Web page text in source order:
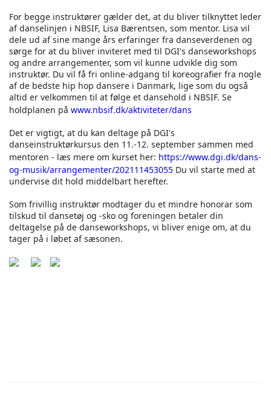
For begge instruktører gælder det, at du bliver tilknyttet leder
af danselinjen i NBSIF, Lisa Bærentsen, som mentor. Lisa vil
dele ud af sine mange års erfaringer fra danseverdenen og
sørge for at du bliver inviteret med til DGI's danseworkshops
og andre arrangementer, som vil kunne udvikle dig som
instruktør. Du vil få fri online-adgang til koreografier fra nogle
af de bedste hip hop dansere i Danmark, lige som du også
altid er velkommen til at følge et dansehold i NBSIF. Se
holdplanen på www.nbsif.dk/aktiviteter/dans
Det er vigtigt, at du kan deltage på DGI's
danseinstruktørkursus den 11.-12. september sammen med
mentoren - læs mere om kurset her: https://www.dgi.dk/dans-
og-musik/arrangementer/202111453055 Du vil starte med at
undervise dit hold middelbart herefter.
Som frivillig instruktør modtager du et mindre honorar som
tilskud til dansetøj og -sko og foreningen betaler din
deltagelse på de danseworkshops, vi bliver enige om, at du
tager på i løbet af sæsonen.